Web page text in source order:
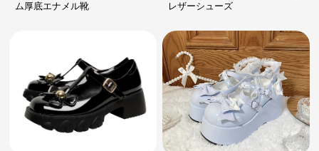
ム厚底エナメル靴
レザーシューズ